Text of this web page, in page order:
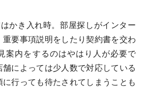
かき入れ時。部屋探しがインター
要事項説明をしたり契約書を交わ
案内をするのはやはり人が必要で
によっては少人数で対応している
に行っても待たされてしまうことも